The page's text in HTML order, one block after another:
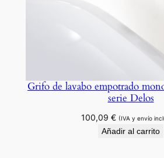
Grifo de lavabo empotrado
serie Delos
100,09 € (IVA y envío
Añadir al carrito